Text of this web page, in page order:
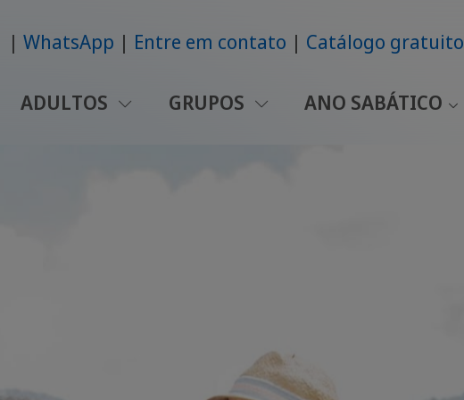
WhatsApp Entre em contato Catálogo gratuito
ADULTOS GRUPOS ANO SABÁTICO